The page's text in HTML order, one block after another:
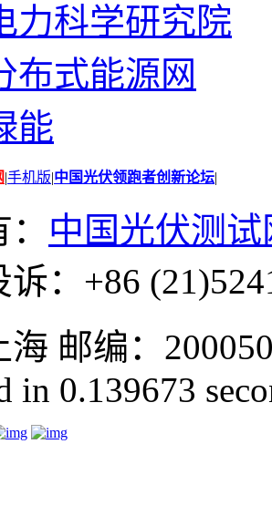
力科学研究院
布式能源网
能
|手机版|中国光伏领跑者创新论坛|
中国光伏测试
诉：+86
邮编：
in 0.139673